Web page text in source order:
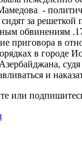
-
за решеткой
обвинениям
приговора в
в городе
и
или